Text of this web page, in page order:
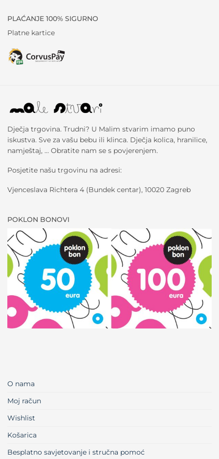
PLAĆANJE 100% SIGURNO
Platne kartice
Dječja trgovina. Trudni? U Malim stvarim imamo puno
iskustva. Sve za vašu bebu ili klinca. Dječja kolica, hranilice,
namještaj, … Obratite nam se s povjerenjem.
Posjetite našu trgovinu na adresi:
Vjenceslava Richtera 4 (Bundek centar), 10020 Zagreb
POKLON BONOVI
O nama
Moj račun
Wishlist
Košarica
Besplatno savjetovanje i stručna pomoć